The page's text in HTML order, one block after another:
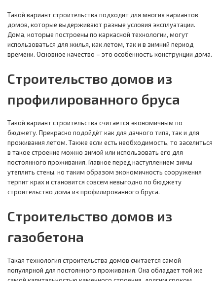
Такой вариант строительства подходит для многих вариантов
домов, которые выдерживают разные условия эксплуатации.
Дома, которые построены по каркасной технологии, могут
использоваться для жилья, как летом, так и в зимний период
времени. Основное качество – это особенность конструкции дома.
Строительство домов из
профилированного бруса
Такой вариант строительства считается экономичным по
бюджету. Прекрасно подойдёт как для дачного типа, так и для
проживания летом. Также если есть необходимость, то заселиться
в такое строение можно зимой или использовать его для
постоянного проживания. Главное перед наступлением зимы
утеплить стены, но таким образом экономичность сооружения
терпит крах и становится совсем невыгодно по бюджету
строительство дома из профилированного бруса.
Строительство домов из
газобетона
Такая технология строительства домов считается самой
популярной для постоянного проживания. Она обладает той же